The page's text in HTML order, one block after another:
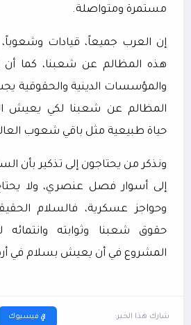
مستمرة ومتواصلة.
إن العرب جميعاً، قيادات
هذه المظالم عن شعبنا، كما أن
والمؤسسات الدينية والحقوقية
المظالم عن شعبنا لكي يعيش
حياة طبيعية مثل باقي شعوب
ونذكر من يحتاجون إلى تذكير بأن
إلى أسوار فصل عنصري، ولا
وحواجز عسكرية، فالسلام
حقوق شعبنا وثوابته
المشروع في أن يعيش بسلام في
شارك هذا الخبر: فيسبوك